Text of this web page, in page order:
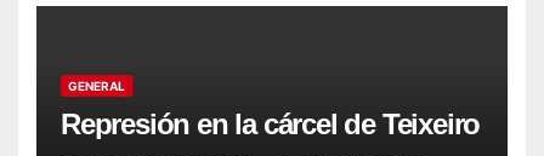
GENERAL
Represión en la cárcel de Teixeiro